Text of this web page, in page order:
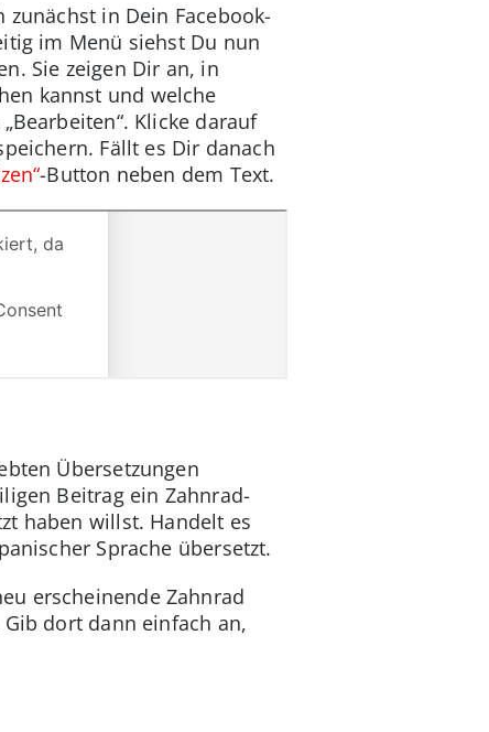
in Dein Facebook-
im Menü siehst Du nun
Sie zeigen Dir an, in
kannst und welche
Klicke darauf
Fällt es Dir danach
-Button neben dem Text.
Übersetzungen
Beitrag ein Zahnrad-
haben willst. Handelt es
Sprache übersetzt.
erscheinende Zahnrad
dort dann einfach an,